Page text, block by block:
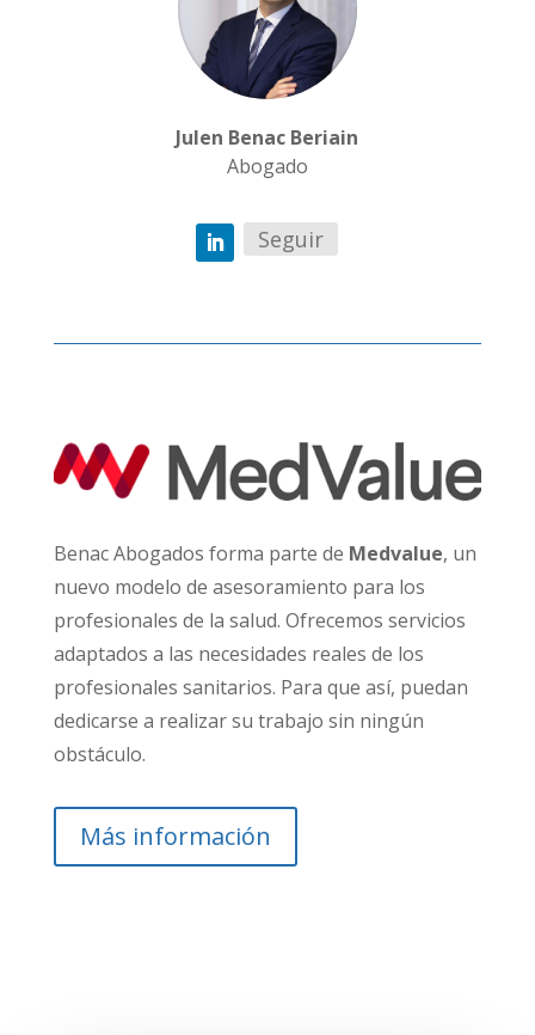
Julen Benac Beriain
Abogado
Seguir
Benac Abogados forma parte de Medvalue, un
nuevo modelo de asesoramiento para los
profesionales de la salud. Ofrecemos servicios
adaptados a las necesidades reales de los
profesionales sanitarios. Para que así, puedan
dedicarse a realizar su trabajo sin ningún
obstáculo.
Más información